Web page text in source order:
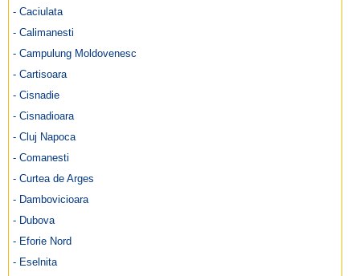
- Caciulata
- Calimanesti
- Campulung Moldovenesc
- Cartisoara
- Cisnadie
- Cisnadioara
- Cluj Napoca
- Comanesti
- Curtea de Arges
- Dambovicioara
- Dubova
- Eforie Nord
- Eselnita